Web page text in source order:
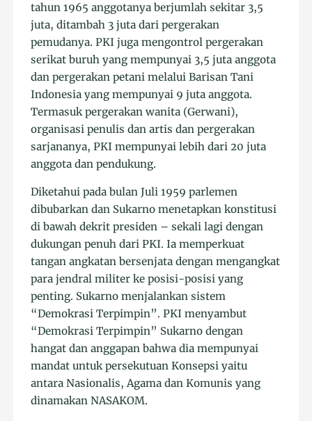
tahun 1965 anggotanya berjumlah sekitar 3,5
juta, ditambah 3 juta dari pergerakan
pemudanya. PKI juga mengontrol pergerakan
serikat buruh yang mempunyai 3,5 juta anggota
dan pergerakan petani melalui Barisan Tani
Indonesia yang mempunyai 9 juta anggota.
Termasuk pergerakan wanita (Gerwani),
organisasi penulis dan artis dan pergerakan
sarjananya, PKI mempunyai lebih dari 20 juta
anggota dan pendukung.
Diketahui pada bulan Juli 1959 parlemen
dibubarkan dan Sukarno menetapkan konstitusi
di bawah dekrit presiden – sekali lagi dengan
dukungan penuh dari PKI. Ia memperkuat
tangan angkatan bersenjata dengan mengangkat
para jendral militer ke posisi-posisi yang
penting. Sukarno menjalankan sistem
“Demokrasi Terpimpin”. PKI menyambut
“Demokrasi Terpimpin” Sukarno dengan
hangat dan anggapan bahwa dia mempunyai
mandat untuk persekutuan Konsepsi yaitu
antara Nasionalis, Agama dan Komunis yang
dinamakan NASAKOM.